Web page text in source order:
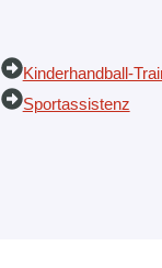
Kinderhandball-
Sportassistenz